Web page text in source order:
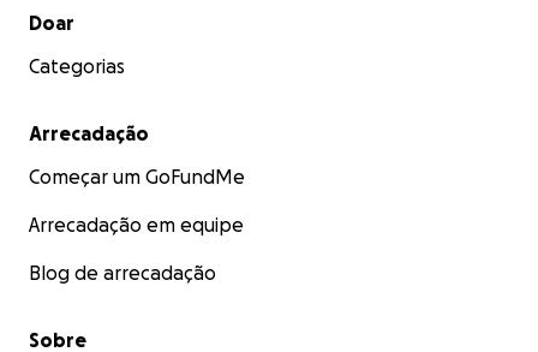
Menu secundário
Doar
Categorias
Arrecadação
Começar um GoFundMe
Arrecadação em equipe
Blog de arrecadação
Sobre